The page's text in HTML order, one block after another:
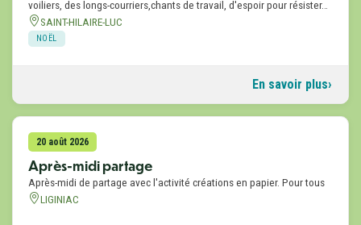
voiliers, des longs-courriers,chants de travail, d'espoir pour résister…
SAINT-HILAIRE-LUC
NOËL
En savoir plus
20 août 2026
Après-midi partage
Après-midi de partage avec l'activité créations en papier. Pour tous
LIGINIAC